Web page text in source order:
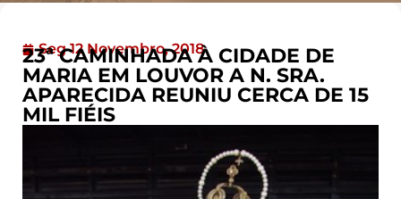
Seg 12 Novembro, 2018
23ª CAMINHADA À CIDADE DE
MARIA EM LOUVOR A N. SRA.
APARECIDA REUNIU CERCA DE 15
MIL FIÉIS